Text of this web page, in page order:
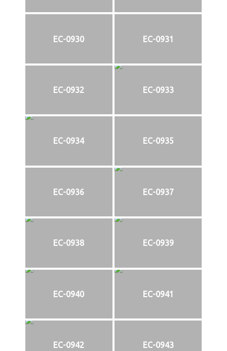
EC-0930 EC-0931
EC-0932 EC-0933
EC-0934 EC-0935
EC-0936 EC-0937
EC-0938 EC-0939
EC-0940 EC-0941
EC-0942 EC-0943